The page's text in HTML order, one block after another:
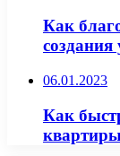
Как
06.01.2023
Как